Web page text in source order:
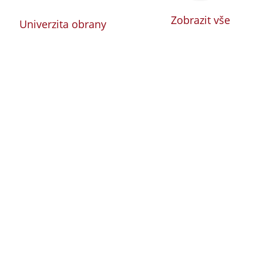
Univerzita obrany Zobrazit vše